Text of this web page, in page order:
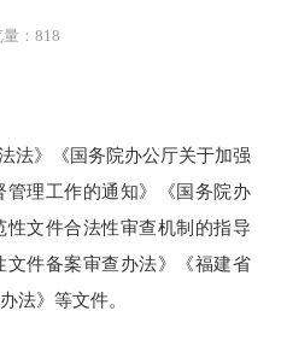
：818
法》《国务院办公厅关于加强
理工作的通知》《国务院办
文件合法性审查机制的指导
件备案审查办法》《福建省
法》等文件。